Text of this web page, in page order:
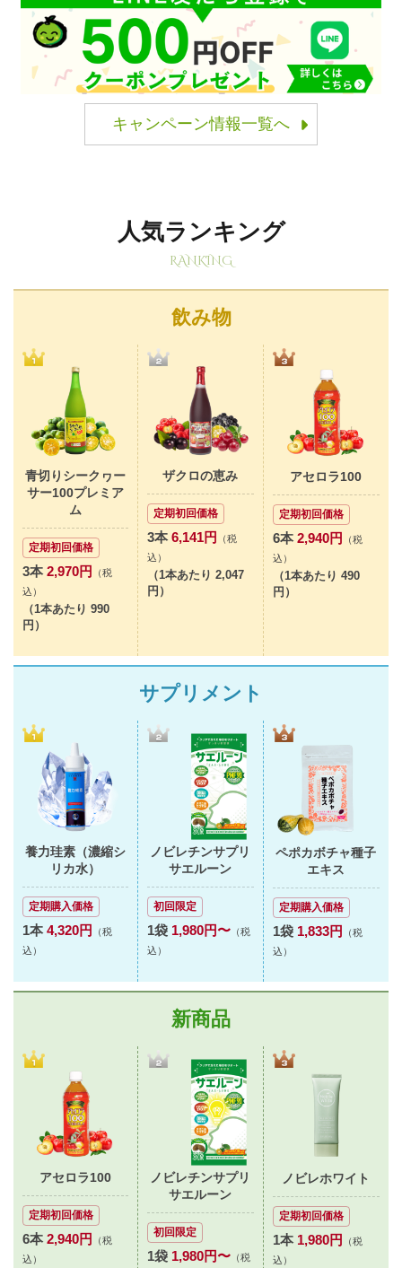
キャンペーン情報一覧へ
人気ランキング
RANKING
飲み物
青切りシークヮー
サー100プレミア
ム
定期初回価格
3本2,970円
（税
込）
（1本あたり 990
円）
ザクロの恵み
定期初回価格
3本6,141円
（税
込）
（1本あたり 2,047
円）
アセロラ100
定期初回価格
6本2,940円
（税
込）
（1本あたり 490
円）
サプリメント
養力珪素（濃縮シ
リカ水）
定期購入価格
1本4,320円
（税
込）
ノビレチンサプリ
サエルーン
初回限定
1袋 1,980円〜 （税
込）
ペポカボチャ種子
エキス
定期購入価格
1袋 1,833円
（税
込）
新商品
アセロラ100
定期初回価格
6本 2,940円
（税
込）
ノビレチンサプリ
サエルーン
初回限定
1袋 1,980円〜 （税
ノビレホワイト
定期初回価格
1本 1,980円
（税
込）